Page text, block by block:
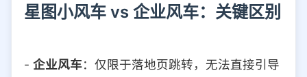
星图小风车 vs 企业风车：关键区别
- 企业风车：仅限于落地页跳转，无法直接引导